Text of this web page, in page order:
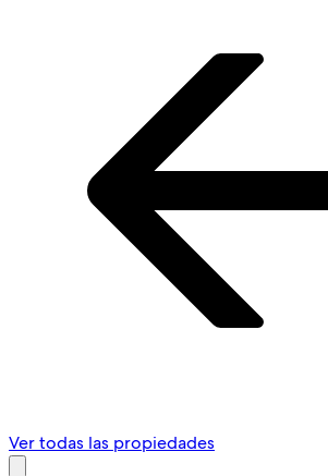
Ver todas las propiedades